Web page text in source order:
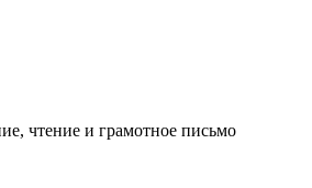
чтение и грамотное письмо